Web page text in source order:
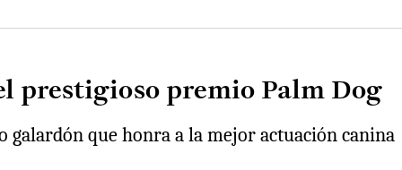
prestigioso premio Palm Dog
que honra a la mejor actuación canina